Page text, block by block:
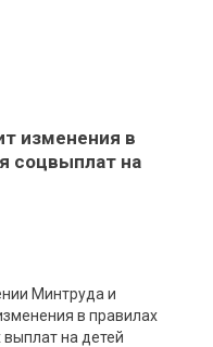
изменения в
соцвыплат на
Минтруда и
в правилах
на детей